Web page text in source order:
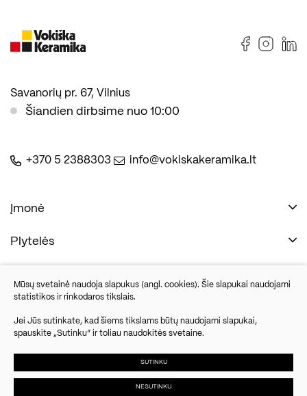
Savanorių pr. 67, Vilnius
Šiandien dirbsime nuo 10:00
+370 5 2388303 info@vokiskakeramika.lt
Įmonė
Plytelės
Naudinga
Kontaktai
Savanorių pr. 67, Vilnius
Šiandien dirbsime nuo 10:00
Mūsų svetainė naudoja slapukus (angl. cookies). Šie slapukai naudojami
statistikos ir rinkodaros tikslais.
Jei Jūs sutinkate, kad šiems tikslams būtų naudojami slapukai,
spauskite „Sutinku“ ir toliau naudokitės svetaine.
SUTINKU
NESUTINKU